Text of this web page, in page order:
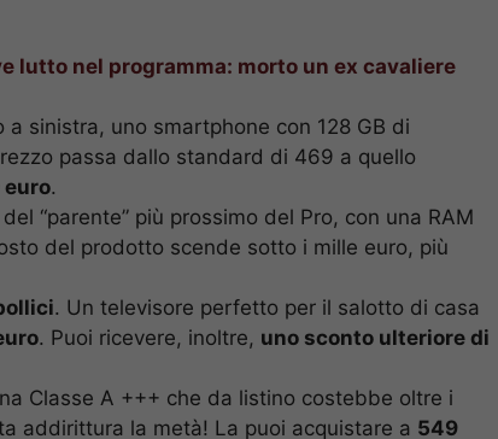
lutto nel programma: morto un ex cavaliere
a sinistra, uno smartphone con 128 GB di
passa dallo standard di 469 a quello
euro.
“parente” più prossimo del Pro, con una RAM
del prodotto scende sotto i mille euro, più
. Un televisore perfetto per il salotto di casa
. Puoi ricevere, inoltre, uno sconto ulteriore di
Classe A +++ che da listino costebbe oltre i
addirittura la metà! La puoi acquistare a 549